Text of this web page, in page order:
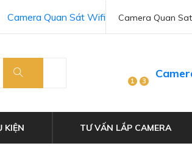
Camera Quan
Camera Quan Sát Wifi
1 3
KIỆN TƯ VẤN LẮP CAMERA